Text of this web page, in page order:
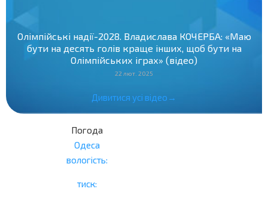
Олімпійські надії-2028. Владислава КОЧЕРБА: «Маю
бути на десять голів краще інших, щоб бути на
Олімпійських іграх» (відео)
22 лют. 2025
Дивитися усі відео→
Погода
Одеса
вологість:
тиск: